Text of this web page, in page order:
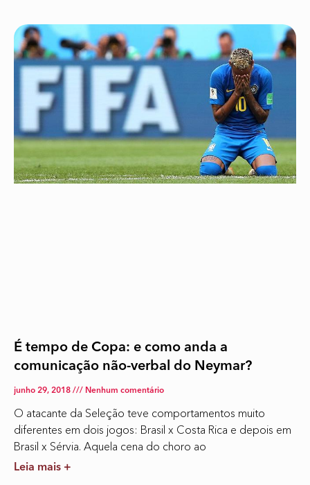
É tempo de Copa: e como anda a
comunicação não-verbal do Neymar?
junho 29, 2018 Nenhum comentário
O atacante da Seleção teve comportamentos muito
diferentes em dois jogos: Brasil x Costa Rica e depois em
Brasil x Sérvia. Aquela cena do choro ao
Leia mais +